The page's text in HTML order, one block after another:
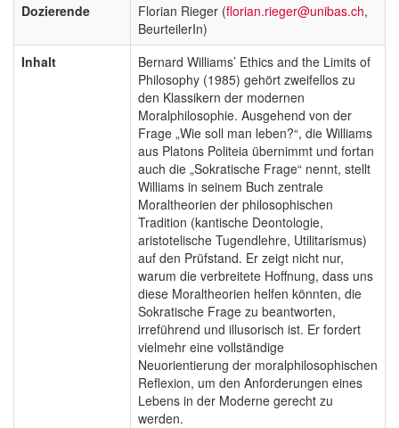
Dozierende
Florian Rieger (florian.rieger@unibas.ch,
BeurteilerIn)
Inhalt
Bernard Williams’ Ethics and the Limits of
Philosophy (1985) gehört zweifellos zu
den Klassikern der modernen
Moralphilosophie. Ausgehend von der
Frage „Wie soll man leben?“, die Williams
aus Platons Politeia übernimmt und fortan
auch die „Sokratische Frage“ nennt, stellt
Williams in seinem Buch zentrale
Moraltheorien der philosophischen
Tradition (kantische Deontologie,
aristotelische Tugendlehre, Utilitarismus)
auf den Prüfstand. Er zeigt nicht nur,
warum die verbreitete Hoffnung, dass uns
diese Moraltheorien helfen könnten, die
Sokratische Frage zu beantworten,
irreführend und illusorisch ist. Er fordert
vielmehr eine vollständige
Neuorientierung der moralphilosophischen
Reflexion, um den Anforderungen eines
Lebens in der Moderne gerecht zu
werden.